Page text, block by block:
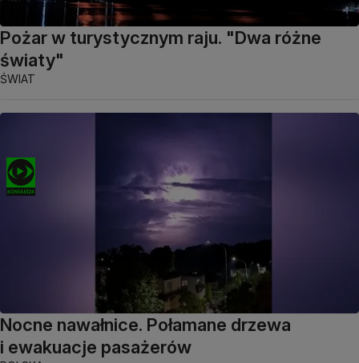
Pożar w turystycznym raju. "Dwa różne
światy"
ŚWIAT
Nocne nawałnice. Połamane drzewa
i ewakuacje pasażerów